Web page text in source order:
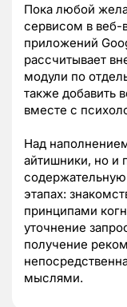
Пока любой
сервисом в веб-
приложений
рассчитывает
модули по
также добавить
вместе с
Над
айтишники, но и
содержательную
этапах:
принципами
уточнение
получение
мыслями.